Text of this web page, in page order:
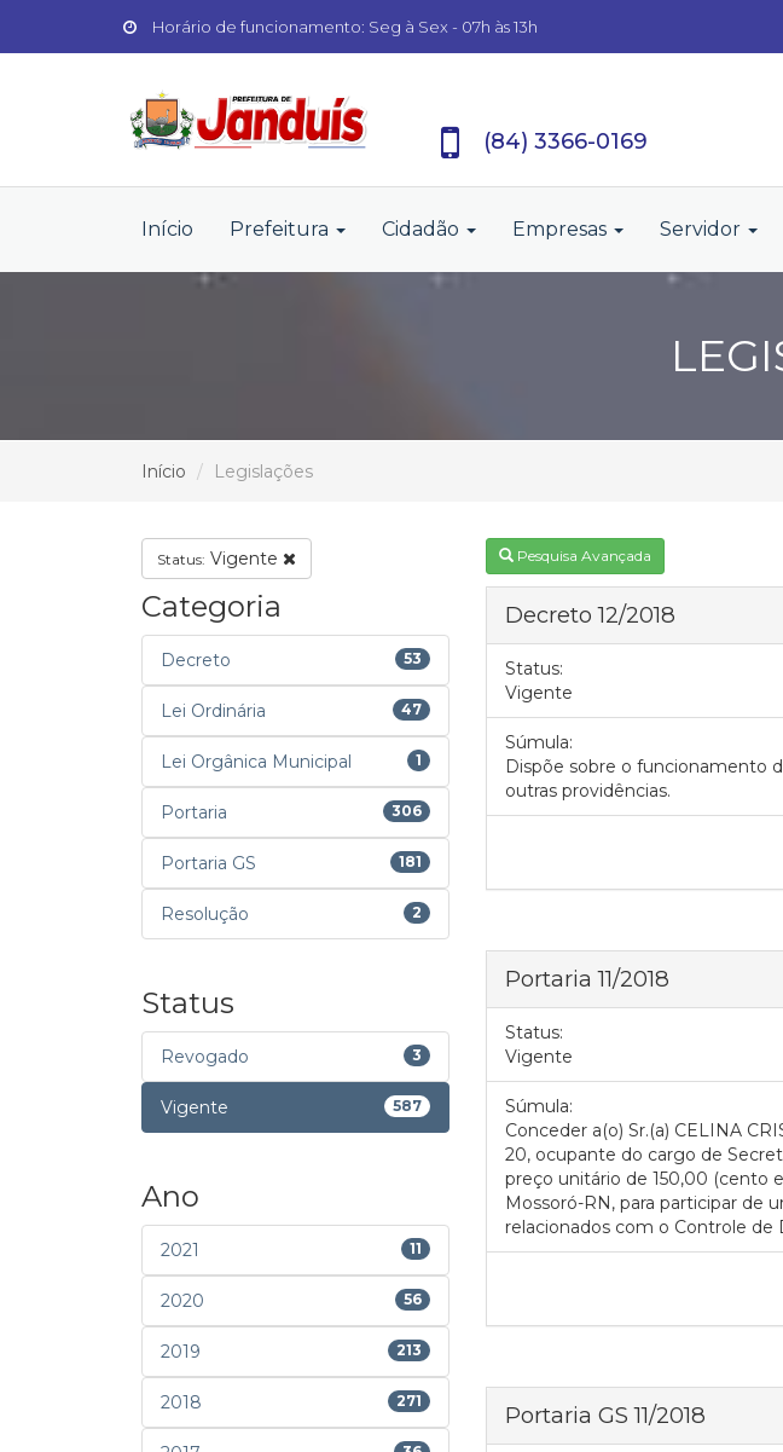
Horário de funcionamento: Seg à Sex - 07h às 13h
(84) 3366-0169
Início Prefeitura Cidadão Empresas Servidor
Início Legislações
Status: Vigente
Categoria
Decreto 53
Lei Ordinária 47
Lei Orgânica Municipal 1
Portaria 306
Portaria GS 181
Resolução 2
Status
Revogado 3
Vigente 587
Ano
2021 11
2020 56
2019 213
2018 271
Pesquisa Avançada
Decreto 12/2018
Status:
Vigente
Súmula:
Dispõe sobre o funcionamento
outras providências.
Portaria 11/2018
Status:
Vigente
Súmula:
Conceder a(o) Sr.(a) CELINA
20, ocupante do cargo de
preço unitário de 150,00 (cento
Mossoró-RN, para participar de
relacionados com o Controle de
Portaria GS 11/2018